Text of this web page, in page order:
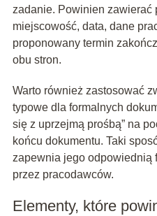
zadanie. Powinien zawierać
miejscowość, data, dane
proponowany termin
obu stron.
Warto również zastosować
typowe dla formalnych
się z uprzejmą prośbą” na
końcu dokumentu. Taki
zapewnia jego odpowiednią
przez pracodawców.
Elementy, które